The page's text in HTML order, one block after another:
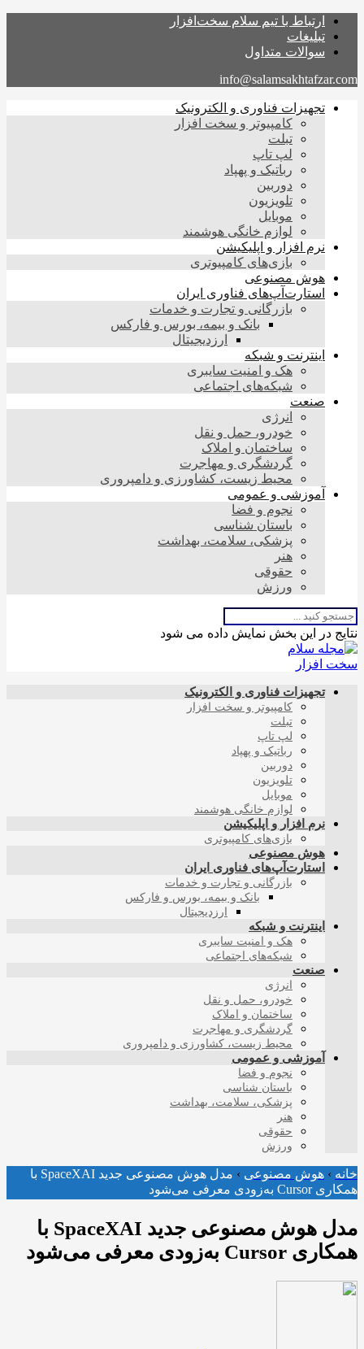
ارتباط با تیم سلام سخت‌افزار
تبلیغات
سوالات متداول
info@salamsakhtafzar.com
تجهیزات فناوری و الکترونیک
کامپیوتر و سخت افزار
تبلت
لپ تاپ
رباتیک و پهپاد
دوربین
تلویزیون
موبایل
لوازم خانگی هوشمند
نرم افزار و اپلیکیشن
بازی‌های کامپیوتری
هوش مصنوعی
استارت‌آپ‌های فناوری ایران
بازرگانی و تجارت و خدمات
بانک و بیمه، بورس و فارکس
ارزدیجیتال
اینترنت و شبکه
هک و امنیت سایبری
شبکه‌های اجتماعی
صنعت
انرژی
خودرو، حمل و نقل
ساختمان و املاک
گردشگری و مهاجرت
محیط زیست، کشاورزی و دامپروری
آموزشی و عمومی
نجوم و فضا
باستان شناسی
پزشکی، سلامت، بهداشت
هنر
حقوقی
ورزش
نتایج در این بخش نمایش داده می شود
تجهیزات فناوری و الکترونیک
کامپیوتر و سخت افزار
تبلت
لپ تاپ
رباتیک و پهپاد
دوربین
تلویزیون
موبایل
لوازم خانگی هوشمند
نرم افزار و اپلیکیشن
بازی‌های کامپیوتری
هوش مصنوعی
استارت‌آپ‌های فناوری ایران
بازرگانی و تجارت و خدمات
بانک و بیمه، بورس و فارکس
ارزدیجیتال
اینترنت و شبکه
هک و امنیت سایبری
شبکه‌های اجتماعی
صنعت
انرژی
خودرو، حمل و نقل
ساختمان و املاک
گردشگری و مهاجرت
محیط زیست، کشاورزی و دامپروری
آموزشی و عمومی
نجوم و فضا
باستان شناسی
پزشکی، سلامت، بهداشت
هنر
حقوقی
ورزش
خانه › هوش مصنوعی ›
مدل هوش مصنوعی جدید SpaceXAI با
همکاری Cursor به‌زودی معرفی می‌شود
مدل هوش مصنوعی جدید SpaceXAI با
همکاری Cursor به‌زودی معرفی می‌شود